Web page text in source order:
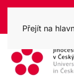
Přejít na